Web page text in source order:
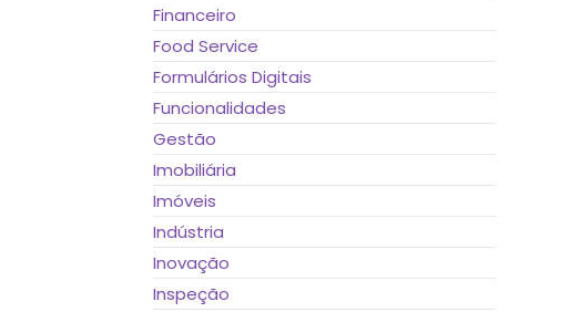
Financeiro
Food Service
Formulários Digitais
Funcionalidades
Gestão
Imobiliária
Imóveis
Indústria
Inovação
Inspeção